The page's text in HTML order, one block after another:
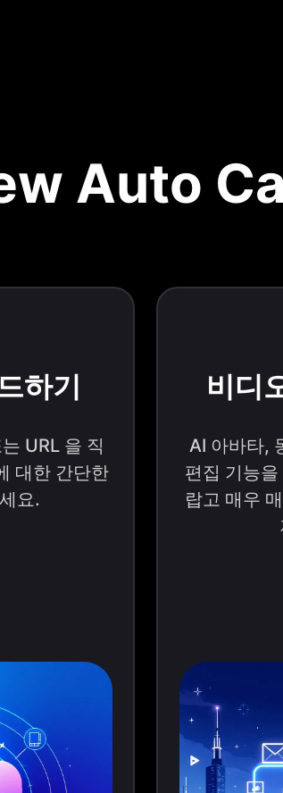
Auto
하기
URL 을 직
대한 간단한
요.
비디
AI 아바타,
편집 기능
랍고 매우